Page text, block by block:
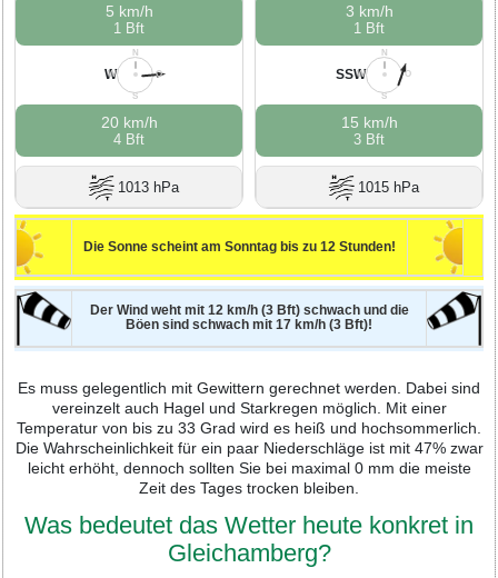
5 km/h
1 Bft
N
O
S
W
W
20 km/h
4 Bft
1013 hPa
3 km/h
1 Bft
N
O
S
W
SSW
15 km/h
3 Bft
1015 hPa
Die Sonne scheint am Sonntag bis zu 12 Stunden!
Der Wind weht mit 12 km/h (3 Bft) schwach und die
Böen sind schwach mit 17 km/h (3 Bft)!
Es muss gelegentlich mit Gewittern gerechnet werden. Dabei sind
vereinzelt auch Hagel und Starkregen möglich. Mit einer
Temperatur von bis zu 33 Grad wird es heiß und hochsommerlich.
Die Wahrscheinlichkeit für ein paar Niederschläge ist mit 47% zwar
leicht erhöht, dennoch sollten Sie bei maximal 0 mm die meiste
Zeit des Tages trocken bleiben.
Was bedeutet das Wetter heute konkret in
Gleichamberg?